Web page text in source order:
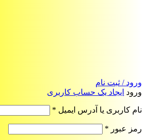
ورود / ثبت نام
ورود ایجاد یک حساب کاربری
نام کاربری یا آدرس ایمیل *
رمز عبور *